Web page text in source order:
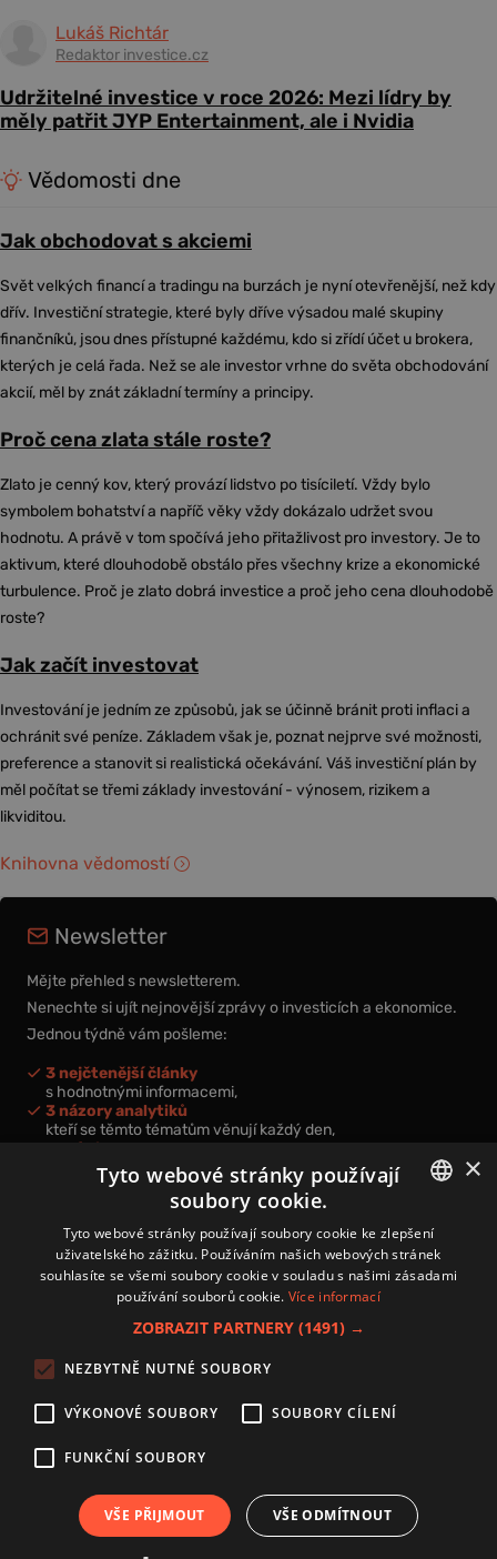
Lukáš Richtár
Redaktor investice.cz
Udržitelné investice v roce 2026: Mezi lídry by
měly patřit JYP Entertainment, ale i Nvidia
Vědomosti dne
Jak obchodovat s akciemi
Svět velkých financí a tradingu na burzách je nyní otevřenější, než kdy
dřív. Investiční strategie, které byly dříve výsadou malé skupiny
finančníků, jsou dnes přístupné každému, kdo si zřídí účet u brokera,
kterých je celá řada. Než se ale investor vrhne do světa obchodování
akcií, měl by znát základní termíny a principy.
Proč cena zlata stále roste?
Zlato je cenný kov, který provází lidstvo po tisíciletí. Vždy bylo
symbolem bohatství a napříč věky vždy dokázalo udržet svou
hodnotu. A právě v tom spočívá jeho přitažlivost pro investory. Je to
aktivum, které dlouhodobě obstálo přes všechny krize a ekonomické
turbulence. Proč je zlato dobrá investice a proč jeho cena dlouhodobě
roste?
Jak začít investovat
Investování je jedním ze způsobů, jak se účinně bránit proti inflaci a
ochránit své peníze. Základem však je, poznat nejprve své možnosti,
preference a stanovit si realistická očekávání. Váš investiční plán by
měl počítat se třemi základy investování - výnosem, rizikem a
likviditou.
Knihovna vědomostí
Newsletter
Mějte přehled s newsletterem.
Nenechte si ujít nejnovější zprávy o investicích a ekonomice.
Jednou týdně vám pošleme:
3 nejčtenější články
s hodnotnými informacemi,
3 názory analytiků
kteří se těmto tématům věnují každý den,
nová videa a podcasty
k prohloubení vašich znalostí.
Přihlášením k newsletteru vyjadřujete svůj souhlas spodmínkami
zpracování osobních údajů.
Zásady používání souborů cookies
Autoři
Nastavení cookies
CZECH
×
Tyto webové stránky používají
soubory cookie.
Tyto webové stránky používají soubory cookie ke zlepšení
uživatelského zážitku. Používáním našich webových stránek
souhlasíte se všemi soubory cookie v souladu s našimi zásadami
používání souborů cookie. Více informací
ZOBRAZIT PARTNERY (1491) →
NEZBYTNĚ NUTNÉ SOUBORY
VÝKONOVÉ SOUBORY SOUBORY CÍLENÍ
FUNKČNÍ SOUBORY
VŠE PŘIJMOUT VŠE ODMÍTNOUT